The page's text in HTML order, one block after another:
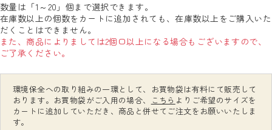
数量は「1～20」個まで選択できます。
在庫数以上の個数をカートに追加されても、在庫数以上をご購入いた
だくことはできません。
また、商品によりましては2個口以上になる場合もございますので、
ご了承ください。
環境保全への取り組みの一環として、お買物袋は有料にて販売して
おります。お買物袋がご入用の場合、
こちら よりご希望のサイズを
カートに追加していただき、商品と併せてご注文をお願いいたしま
す。